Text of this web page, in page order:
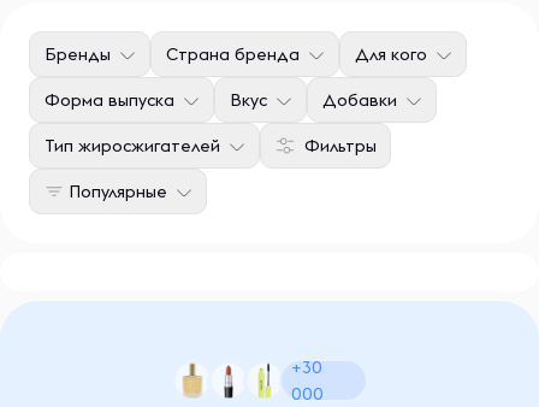
Фильтры
Бренды Страна бренда Для кого
Форма выпуска Вкус Добавки
Тип жиросжигателей
Популярные
+30
000